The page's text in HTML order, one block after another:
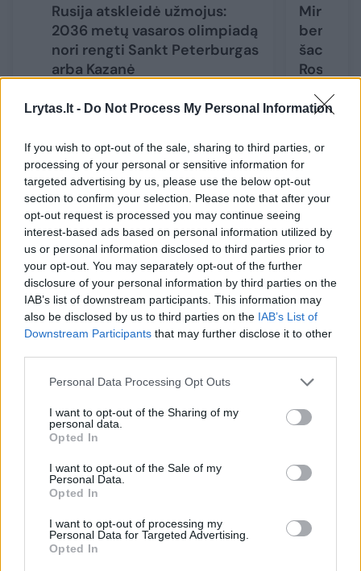
Lrytas.lt - Do Not Process My Personal Information
If you wish to opt-out of the sale, sharing to third parties, or
processing of your personal or sensitive information for
targeted advertising by us, please use the below opt-out
section to confirm your selection. Please note that after your
opt-out request is processed you may continue seeing
interest-based ads based on personal information utilized by
us or personal information disclosed to third parties prior to
your opt-out. You may separately opt-out of the further
disclosure of your personal information by third parties on the
IAB’s list of downstream participants. This information may
also be disclosed by us to third parties on the IAB’s List of
Downstream Participants that may further disclose it to other
Personal Data Processing Opt Outs
I want to opt-out of the Sharing of my
personal data.
Opted In
I want to opt-out of the Sale of my
Personal Data.
Opted In
I want to opt-out of processing my
Personal Data for Targeted Advertising.
Opted In
Rusija atskleidė užmojus:
2036 metų vasaros olimpiadą
nori rengti Sankt Peterburgas
arba Kazanė
Mirė
Po triumfo 2004 m. Atėnų žaidynėse
Z.Zviadauris, kuris taip pat yra dukart
pasaulio vicečempionas, Europos
pirmenybių bronzos laimėtojas, pasuko į
politiką – 2012-2016 m. buvo parlamento
narys. Pasibaigus kadencijai jis dirbo
valstybinėje dujų perdavimo įmonėje.
Komentuoti gali tik Lrytas registruoti vartotojai.
Prisijunkite prie registruotų vartotojų
bendruomenės ir bendraukite komentaruose!